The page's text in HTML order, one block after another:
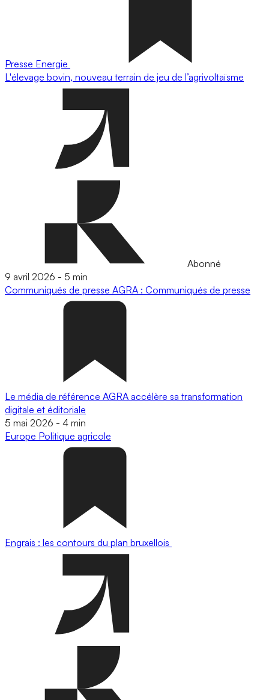
Presse Energie
L'élevage bovin, nouveau terrain de jeu de l’agrivoltaïsme
Abonné
9 avril 2026 - 5 min
Communiqués de presse AGRA : Communiqués de presse
Le média de référence AGRA accélère sa transformation
digitale et éditoriale
5 mai 2026 - 4 min
Europe Politique agricole
Engrais : les contours du plan bruxellois